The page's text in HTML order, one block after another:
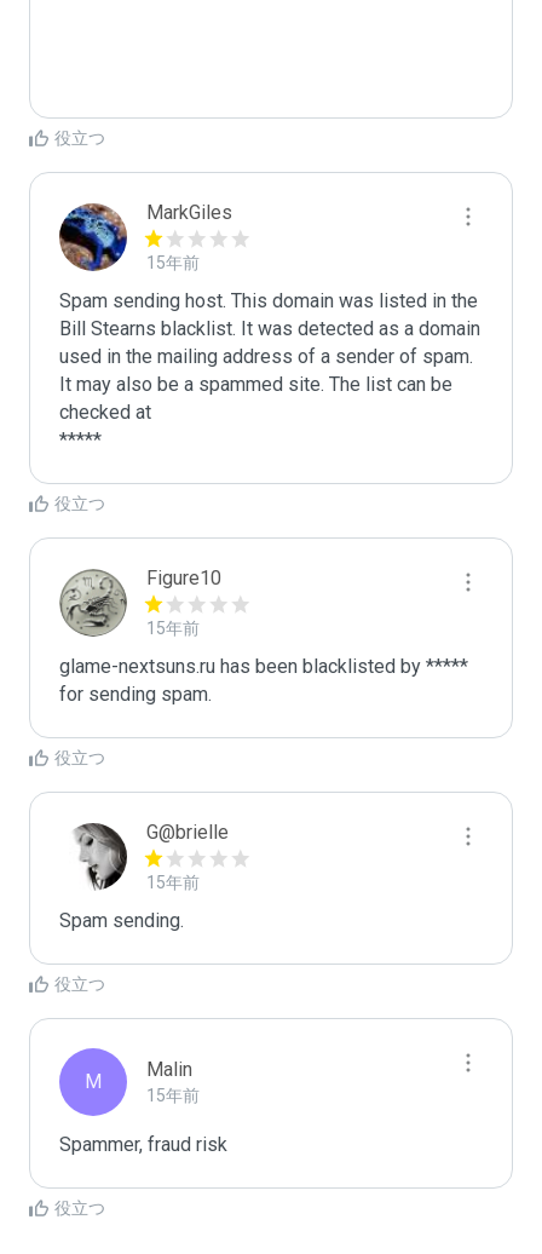
役立つ
MarkGiles
15年前
Spam sending host. This domain was listed in the
Bill Stearns blacklist. It was detected as a domain
used in the mailing address of a sender of spam.
It may also be a spammed site. The list can be
checked at
役立つ
Figure10
15年前
glame-nextsuns.ru has been blacklisted by *****
for sending spam.
役立つ
G@brielle
15年前
Spam sending.
役立つ
M
Malin
15年前
Spammer, fraud risk
役立つ